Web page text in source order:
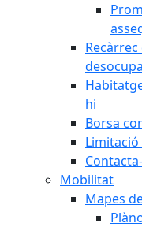
hi
Borsa
Mobilitat
Mapes